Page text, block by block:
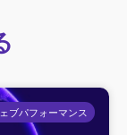
ブパフォーマンス